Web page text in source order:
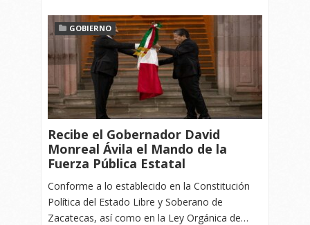
GOBIERNO
Recibe el Gobernador David
Monreal Ávila el Mando de la
Fuerza Pública Estatal
Conforme a lo establecido en la Constitución
Política del Estado Libre y Soberano de
Zacatecas, así como en la Ley Orgánica de…